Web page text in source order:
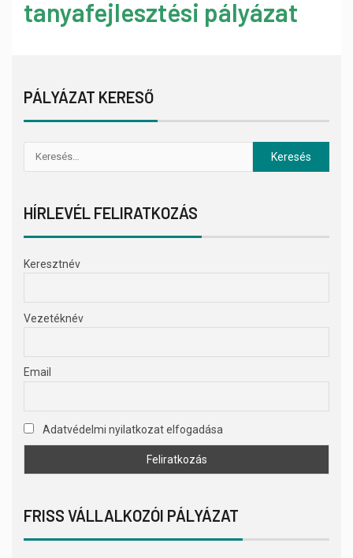
tanyafejlesztési pályázat
PÁLYÁZAT KERESŐ
HÍRLEVÉL FELIRATKOZÁS
Keresztnév
Vezetéknév
Email
Adatvédelmi nyilatkozat elfogadása
FRISS VÁLLALKOZÓI PÁLYÁZAT